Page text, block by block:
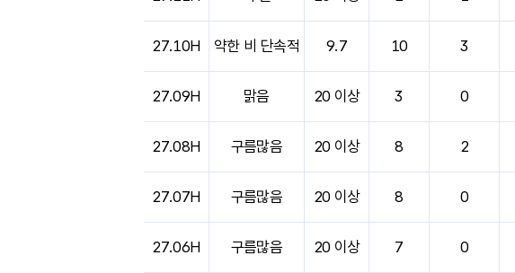
27.10H 약한 비 단속적 9.7 10 3
27.09H 맑음 20 이상 3 0
27.08H 구름많음 20 이상 8 2
27.07H 구름많음 20 이상 8 0
27.06H 구름많음 20 이상 7 0